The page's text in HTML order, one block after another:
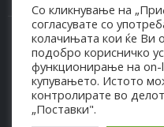
© Copyright 2021. Сите права
- 4044021518150
Со кликнување на
согласувате со
колачињата кои ќе Ви
подобро корисничко
функционирање на on-
купувањето. Истото
контролирате во делот
„Поставки".